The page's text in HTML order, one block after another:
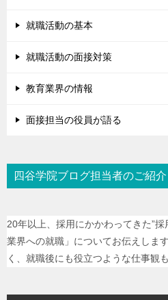
就職活動の基本
就職活動の面接対策
教育業界の情報
面接担当の役員が語る
四谷学院ブログ担当者のご紹介
20年以上、採用にかかわってきた”
業界への就職」についてお伝えしま
く、就職後にも役立つような仕事観